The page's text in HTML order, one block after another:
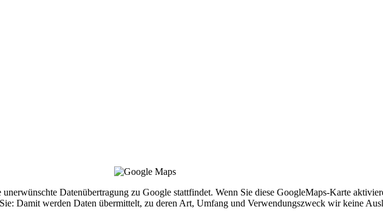
Datenübertragung zu Google stattfindet. Wenn Sie diese GoogleMaps-Karte
Damit werden Daten übermittelt, zu deren Art, Umfang und Verwendungszweck wir keine